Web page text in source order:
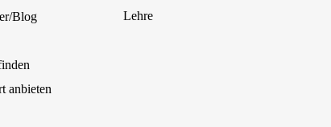
Blog
anbieten
Lehre